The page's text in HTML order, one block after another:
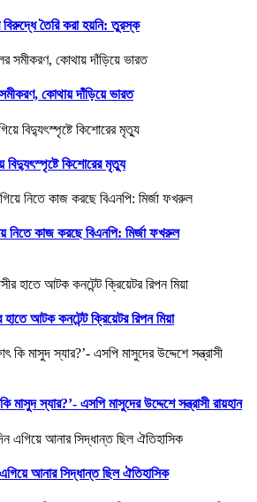
তৈরি করা হয়নি: তুরস্ক
কোথায় দাঁড়িয়ে ভারত
বিদ্যুৎস্পৃষ্টে কিশোরের মৃত্যু
নিতে কাজ করছে বিএনপি: মির্জা ফখরুল
আটক কনটেন্ট ক্রিয়েটর রিপন মিয়া
স্যার?’- এসপি মাসুদের উদ্দেশে সন্ত্রাসী রায়হান
এগিয়ে আনার সিদ্ধান্ত ছিল ঐতিহাসিক